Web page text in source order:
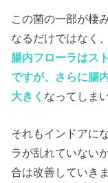
この菌の一部が棲
なるだけではなく
腸内フローラはス
ですが、さらに腸
大きく なってしま
それもインドアに
ラが乱れていない
合は改善していき